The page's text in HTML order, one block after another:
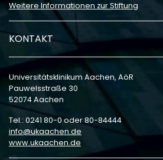
Weitere Informationen zur Stiftung
KONTAKT
Universitätsklinikum Aachen, AöR
Pauwelsstraße 30
52074 Aachen
Tel.: 0241 80-0 oder 80-84444
info
ukaachen de
www.ukaachen.de